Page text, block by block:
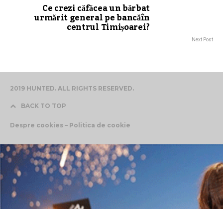
Ce crezi căfăcea un bărbat
urmărit general pe bancăîn
centrul Timișoarei?
Next Post
2019 HUNTED. ALL RIGHTS RESERVED.
BACK TO TOP
Despre cookies – Politica de cookie